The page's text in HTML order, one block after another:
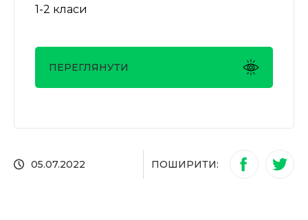
05.07.2022 ПОШИРИТИ:
1-2 класи
ПЕРЕГЛЯНУТИ